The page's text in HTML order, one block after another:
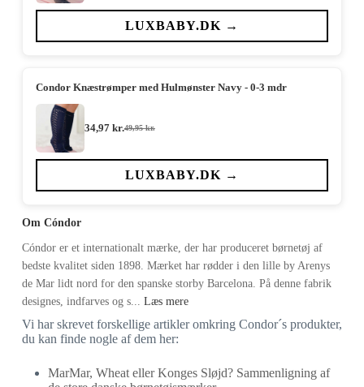
pris
var:
pris
er:
LUXBABY.DK →
Condor Knæstrømper med Hulmønster Navy - 0-3 mdr
49,95kr.
Den
pris
var:
34,97 kr.Den
pris
er:
LUXBABY.DK →
Om Cóndor
Cóndor er et internationalt mærke, der har produceret børnetøj af
bedste kvalitet siden 1898. Mærket har rødder i den lille by Arenys
de Mar lidt nord for den spanske storby Barcelona. På denne fabrik
designes, indfarves og s... Læs mere
Vi har skrevet forskellige artikler omkring Condor´s produkter,
du kan finde nogle af dem her:
MarMar, Wheat eller Konges Sløjd? Sammenligning af